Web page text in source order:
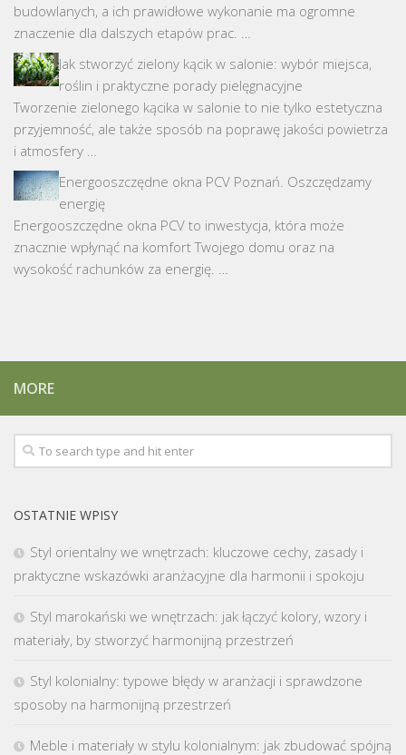
budowlanych, a ich prawidłowe wykonanie ma ogromne
znaczenie dla dalszych etapów prac. …
Jak stworzyć zielony kącik w salonie: wybór miejsca,
roślin i praktyczne porady pielęgnacyjne
Tworzenie zielonego kącika w salonie to nie tylko estetyczna
przyjemność, ale także sposób na poprawę jakości powietrza
i atmosfery …
Energooszczędne okna PCV Poznań. Oszczędzamy
energię
Energooszczędne okna PCV to inwestycja, która może
znacznie wpłynąć na komfort Twojego domu oraz na
wysokość rachunków za energię. …
MORE
OSTATNIE WPISY
Styl orientalny we wnętrzach: kluczowe cechy, zasady i
praktyczne wskazówki aranżacyjne dla harmonii i spokoju
Styl marokański we wnętrzach: jak łączyć kolory, wzory i
materiały, by stworzyć harmonijną przestrzeń
Styl kolonialny: typowe błędy w aranżacji i sprawdzone
sposoby na harmonijną przestrzeń
Meble i materiały w stylu kolonialnym: jak zbudować spójną